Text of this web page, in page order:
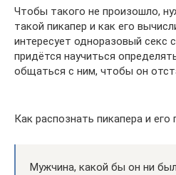
Чтобы такого не произошло,
такой пикапер и как его
интересует одноразовый секс
придётся научиться
общаться с ним, чтобы он
Как распознать пикапера и его
Мужчина, какой бы он ни